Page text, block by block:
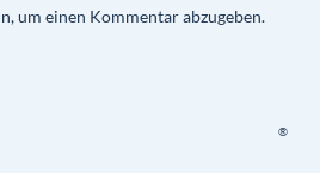
um einen Kommentar abzugeben.
®